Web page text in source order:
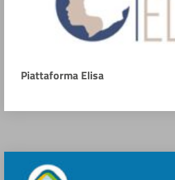
Piattaforma Elisa